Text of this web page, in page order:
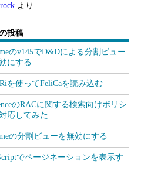
より
投稿
のv145でD&Dによる分割ビュー
にする
を使ってFeliCaを読み込む
のRACに関する検索向けポリシ
応してみた
の分割ビューを無効にする
でページネーションを表示す